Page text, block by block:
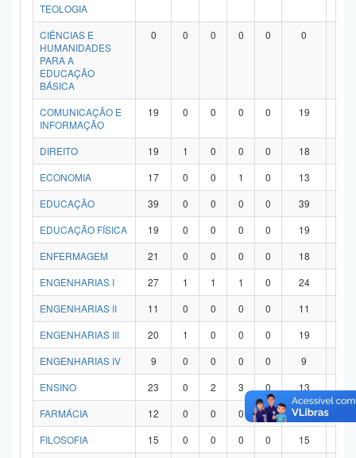
TEOLOGIA
CIÊNCIAS E
HUMANIDADES
PARA A
EDUCAÇÃO
BÁSICA
0 0 0 0 0 0
COMUNICAÇÃO E
INFORMAÇÃO
19 0 0 0 0 19
DIREITO 19 1 0 0 0 18
ECONOMIA
17 0 0 1 0 13
EDUCAÇÃO
39 0 0 0 0 39
EDUCAÇÃO FÍSICA
19 0 0 0 0 19
ENFERMAGEM
21 0 0 0 0 18
ENGENHARIAS I
27 1 1 1 0 24
ENGENHARIAS II
11 0 0 0 0 11
ENGENHARIAS III
20 1 0 0 0 19
ENGENHARIAS IV
9 0 0 0 0 9
ENSINO
23 0 2 3 0 13
FARMÁCIA
12 0 0 0 0 12
FILOSOFIA
15 0 0 0 0 15